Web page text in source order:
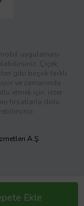
Ekle
uygulaması
Çiçek,
gibi birçok farklı
ve zamanında
etmek için, ister
fırsatlarla dolu
A.Ş